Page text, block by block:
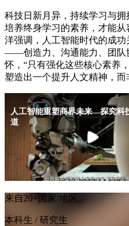
科技日新月异，持续学习与
培养终身学习的素养，才能
洋强调，人工智能时代的成
——创造力、沟通能力、团队
怀，“只有强化这些核心素养
塑造出一个提升人文精神，
来自20+国家/地区
本科生 / 研究生